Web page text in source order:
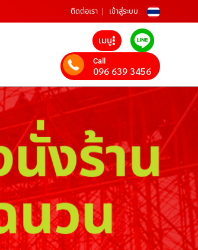
ติดต่อเรา เข้าสู่ระบบ
เมนู
Call
096 639 3456